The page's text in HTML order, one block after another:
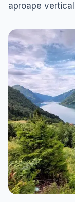
aproape